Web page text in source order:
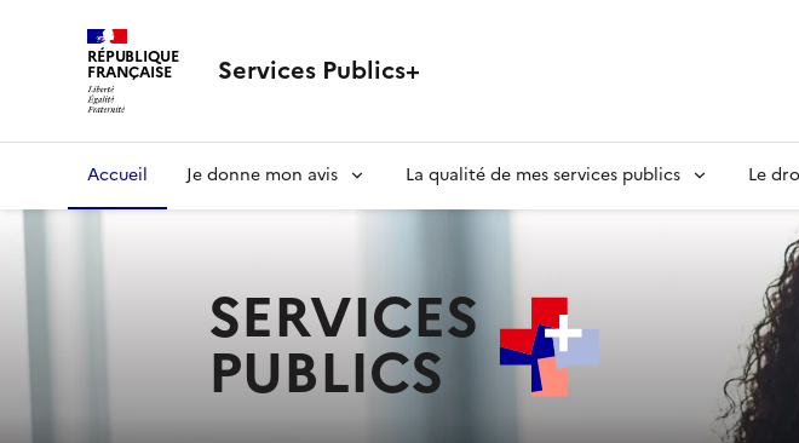
RÉPUBLIQUE
FRANÇAISE Services Publics+
principaleAccueil Je donne mon avis La qualité de mes services publics Le
SERVICES
PUBLICS